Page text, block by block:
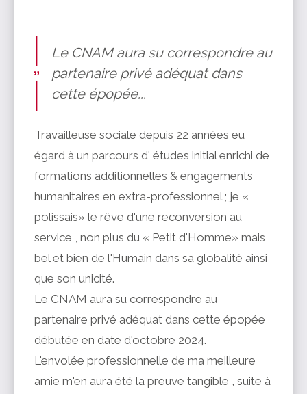
Le CNAM aura su correspondre au
partenaire privé adéquat dans
cette épopée...
Travailleuse sociale depuis 22 années eu
égard à un parcours d' études initial enrichi de
formations additionnelles & engagements
humanitaires en extra-professionnel ; je «
polissais» le rêve d'une reconversion au
service , non plus du « Petit d'Homme» mais
bel et bien de l'Humain dans sa globalité ainsi
que son unicité.
Le CNAM aura su correspondre au
partenaire privé adéquat dans cette épopée
débutée en date d'octobre 2024.
L'envolée professionnelle de ma meilleure
amie m'en aura été la preuve tangible , suite à